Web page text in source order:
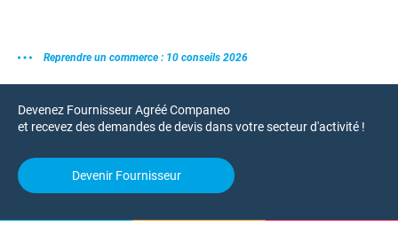
Reprendre un commerce : 10 conseils 2026
Devenez Fournisseur Agréé Companeo
et recevez des demandes de devis dans votre secteur d'activité !
Devenir Fournisseur